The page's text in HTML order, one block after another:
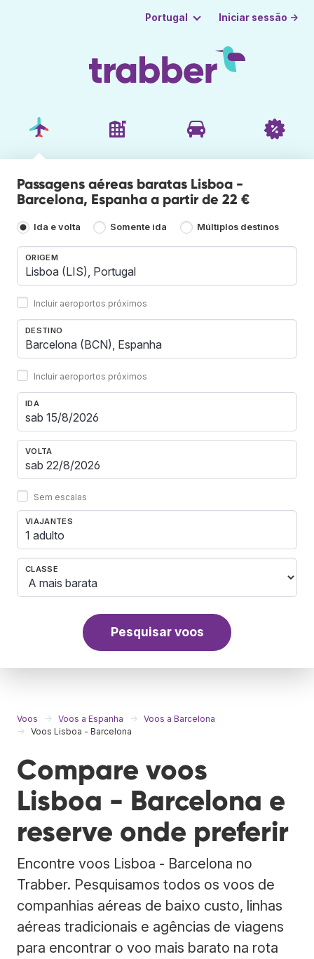
Portugal Iniciar sessão →
Passagens aéreas baratas Lisboa -
Barcelona, Espanha a partir de 22 €
Ida e volta Somente ida Múltiplos destinos
ORIGEM
Incluir aeroportos próximos
DESTINO
Incluir aeroportos próximos
IDA
VOLTA
Sem escalas
VIAJANTES
1 adulto
CLASSE
Pesquisar voos
Voos Voos a Espanha
Voos a Barcelona
Voos Lisboa - Barcelona
Compare voos
Lisboa - Barcelona e
reserve onde preferir
Encontre voos Lisboa - Barcelona no
Trabber. Pesquisamos todos os voos de
companhias aéreas de baixo custo, linhas
aéreas tradicionais e agências de viagens
para encontrar o voo mais barato na rota